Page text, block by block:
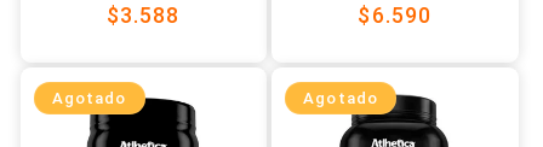
Precio
$3.588
Precio
$6.590
Agotado Agotado